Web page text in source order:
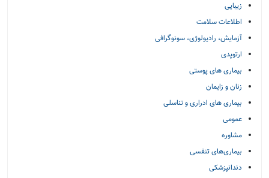
زیبایی
اطلاعات سلامت
آزمایش، رادیولوژی، سونوگرافی
ارتوپدی
بیماری های پوستی
زنان و زایمان
بیماری های ادراری و تناسلی
عمومی
مشاوره
بیماری‌های تنفسی
دندانپزشکی